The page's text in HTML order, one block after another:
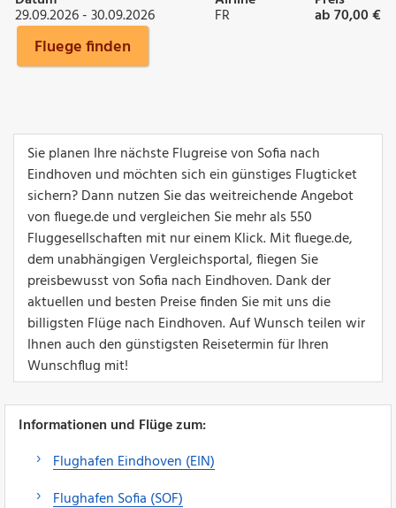
29.09.2026 - 30.09.2026 FR ab 70,00 €
Fluege finden
Sie planen Ihre nächste Flugreise von Sofia nach
Eindhoven und möchten sich ein günstiges Flugticket
sichern? Dann nutzen Sie das weitreichende Angebot
von fluege.de und vergleichen Sie mehr als 550
Fluggesellschaften mit nur einem Klick. Mit fluege.de,
dem unabhängigen Vergleichsportal, fliegen Sie
preisbewusst von Sofia nach Eindhoven. Dank der
aktuellen und besten Preise finden Sie mit uns die
billigsten Flüge nach Eindhoven. Auf Wunsch teilen wir
Ihnen auch den günstigsten Reisetermin für Ihren
Wunschflug mit!
Informationen und Flüge zum:
Flughafen Eindhoven (EIN)
Flughafen Sofia (SOF)